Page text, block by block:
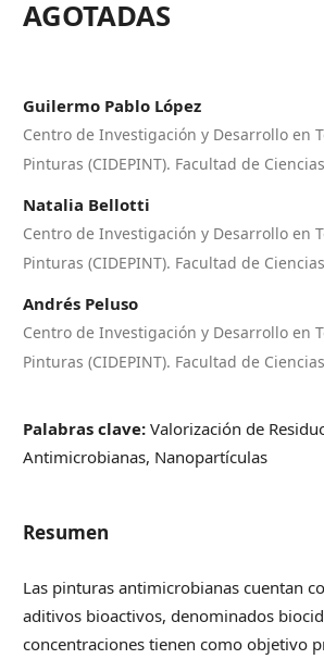
AGOTADAS
Guilermo Pablo López
Centro de Investigación y Desarrollo en
Pinturas (CIDEPINT). Facultad de
Natalia Bellotti
Centro de Investigación y Desarrollo en
Pinturas (CIDEPINT). Facultad de
Andrés Peluso
Centro de Investigación y Desarrollo en
Pinturas (CIDEPINT). Facultad de
Palabras clave:Valorización de
Antimicrobianas, Nanopartículas
Resumen
Las pinturas antimicrobianas cuentan
aditivos bioactivos, denominados
concentraciones tienen como objetivo